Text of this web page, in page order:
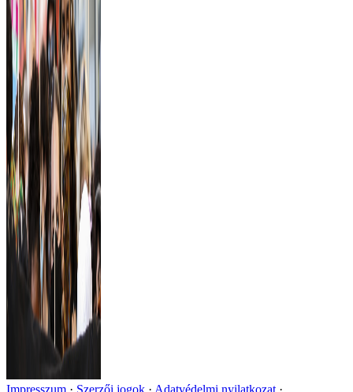
Impresszum Szerzői jogok Adatvédelmi nyilatkozat